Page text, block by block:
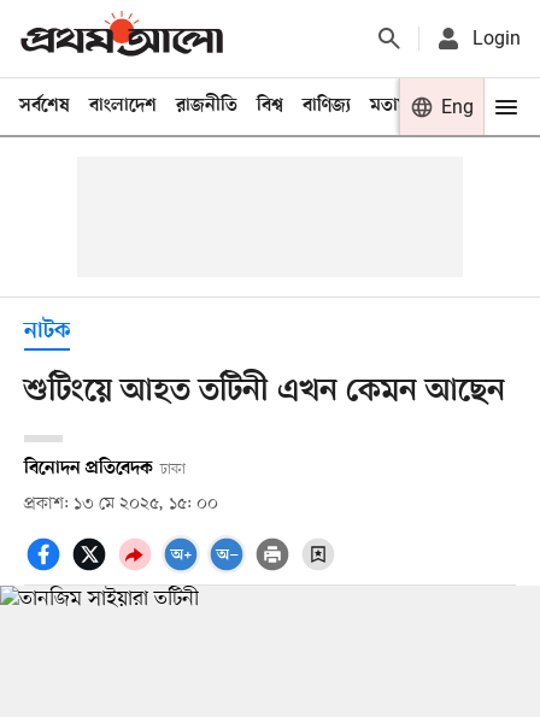
Login
সর্বশেষ বাংলাদেশ রাজনীতি বিশ্ব বাণিজ্য মতামত খেলা
Eng
নাটক
শুটিংয়ে আহত তটিনী এখন কেমন আছেন
বিনোদন প্রতিবেদক ঢাকা
প্রকাশ: ১৩ মে ২০২৫, ১৫: ০০